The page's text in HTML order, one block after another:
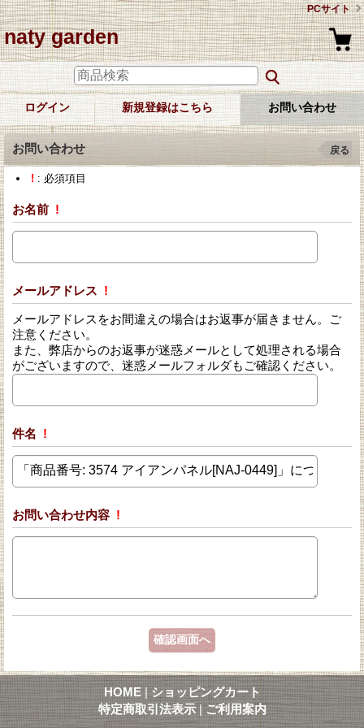
PCサイト
naty garden
ログイン 新規登録はこちら お問い合わせ
お問い合わせ 戻る
! : 必須項目
お名前 !
メールアドレス !
メールアドレスをお間違えの場合はお返事が届きません。ご
注意ください。
また、弊店からのお返事が迷惑メールとして処理される場合
がございますので、迷惑メールフォルダもご確認ください。
件名 !
お問い合わせ内容 !
HOME | ショッピングカート
特定商取引法表示 | ご利用案内